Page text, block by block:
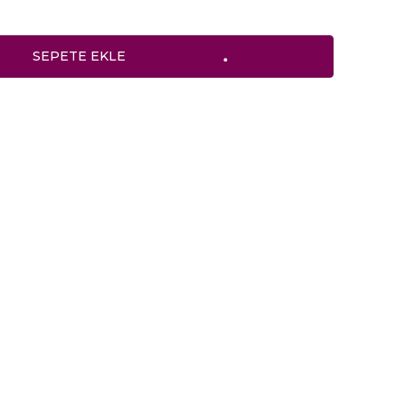
SEPETE EKLE